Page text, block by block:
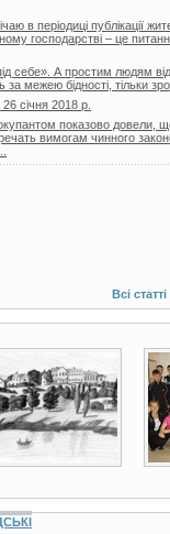
періодиці публікації
господарстві – це
себе». А простим людям
за межею бідності, тільки
26 січня 2018 р.
показово довели,
вимогам чинного
Всі